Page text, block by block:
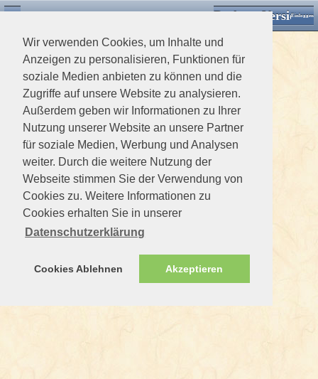
Wir verwenden Cookies, um Inhalte und
Anzeigen zu personalisieren, Funktionen für
soziale Medien anbieten zu können und die
Zugriffe auf unsere Website zu analysieren.
Außerdem geben wir Informationen zu Ihrer
Nutzung unserer Website an unsere Partner
für soziale Medien, Werbung und Analysen
weiter. Durch die weitere Nutzung der
Webseite stimmen Sie der Verwendung von
Cookies zu. Weitere Informationen zu
Cookies erhalten Sie in unserer
Datenschutzerklärung
Cookies Ablehnen Akzeptieren
Desktop VersionEinloggen